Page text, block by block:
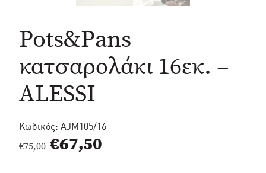
Pots&Pans
κατσαρολάκι 16εκ. –
ALESSI
Κωδικός: AJM105/16
€75,00 Original
€67,50